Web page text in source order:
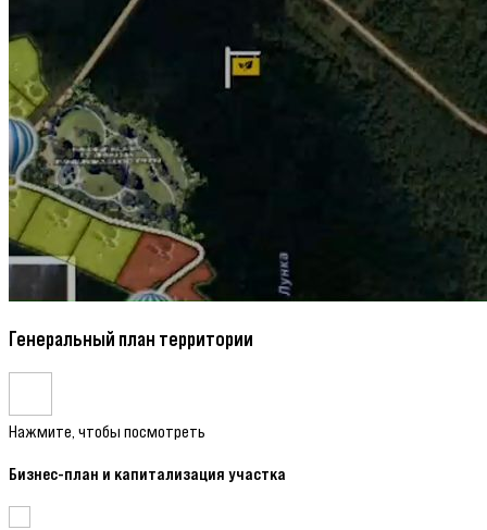
Генеральный план территории
Нажмите, чтобы посмотреть
Бизнес-план и капитализация участка